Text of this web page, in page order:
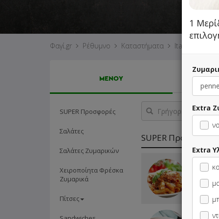
Φαγί.gr Ρέθυμνο Καταστήματα Italian Story
ΜΕΝΟΥ
SUPER Προσφορές
Σαλάτες
Σαλάτες Ζυμαρικών
Χειροποίητα Φρέσκα
Ζυμαρικά
Πίτσες
Γρήγορη
αναζήτηση
προϊόντος...
SUPER Προσφορές
ΜΗ
Cola
ΜΗ
1
Extra
Extra